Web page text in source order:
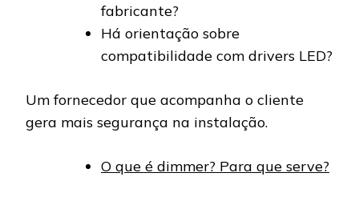
fabricante?
Há orientação sobre
compatibilidade com drivers LED?
Um fornecedor que acompanha o cliente
gera mais segurança na instalação.
O que é dimmer? Para que serve?